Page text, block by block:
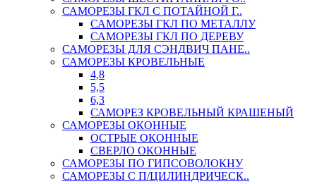
САМОРЕЗЫ ГКЛ С ПОТАЙНОЙ Г..
САМОРЕЗЫ ГКЛ ПО МЕТАЛЛУ
САМОРЕЗЫ ГКЛ ПО ДЕРЕВУ
САМОРЕЗЫ ДЛЯ СЭНДВИЧ ПАНЕ..
САМОРЕЗЫ КРОВЕЛЬНЫЕ
4,8
5,5
6,3
САМОРЕЗ КРОВЕЛЬНЫЙ КРАШЕНЫЙ
САМОРЕЗЫ ОКОННЫЕ
ОСТРЫЕ ОКОННЫЕ
СВЕРЛО ОКОННЫЕ
САМОРЕЗЫ ПО ГИПСОВОЛОКНУ
САМОРЕЗЫ С П/ЦИЛИНДРИЧЕСК..